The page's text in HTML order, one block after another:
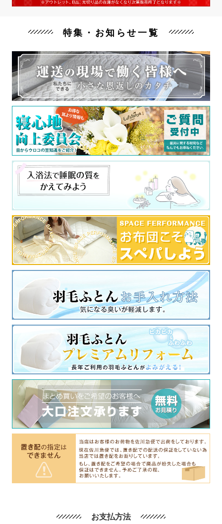
特集・お知らせ一覧
お支払方法